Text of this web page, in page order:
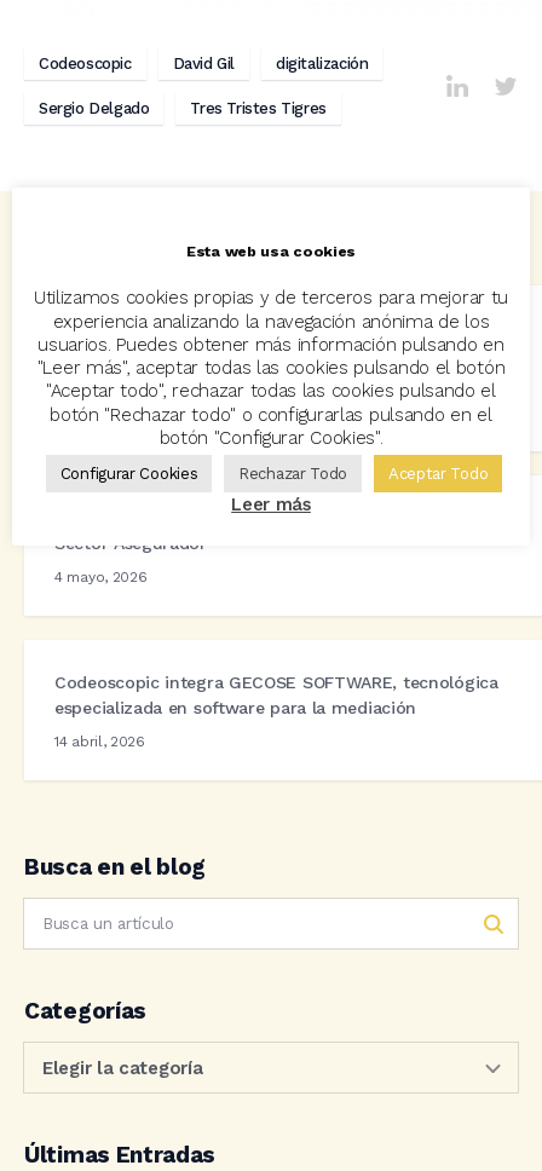
Codeoscopic David Gil digitalización
Sergio Delgado Tres Tristes Tigres
Artículos relacionados
Codeoscopic y VASS sellan una alianza estratégica para
revolucionar la distribución de seguros mediante IA y
automatización
23 junio, 2026
Codeoscopic celebra la 7ª Jornada de Tecnología en el
Sector Asegurador
4 mayo, 2026
Codeoscopic integra GECOSE SOFTWARE, tecnológica
especializada en software para la mediación
14 abril, 2026
Busca en el blog
Categorías
Últimas Entradas
Esta web usa cookies
Utilizamos cookies propias y de terceros para mejorar tu
experiencia analizando la navegación anónima de los
usuarios. Puedes obtener más información pulsando en
"Leer más", aceptar todas las cookies pulsando el botón
"Aceptar todo", rechazar todas las cookies pulsando el
botón "Rechazar todo" o configurarlas pulsando en el
botón "Configurar Cookies".
Configurar Cookies Rechazar Todo Aceptar Todo
Leer más